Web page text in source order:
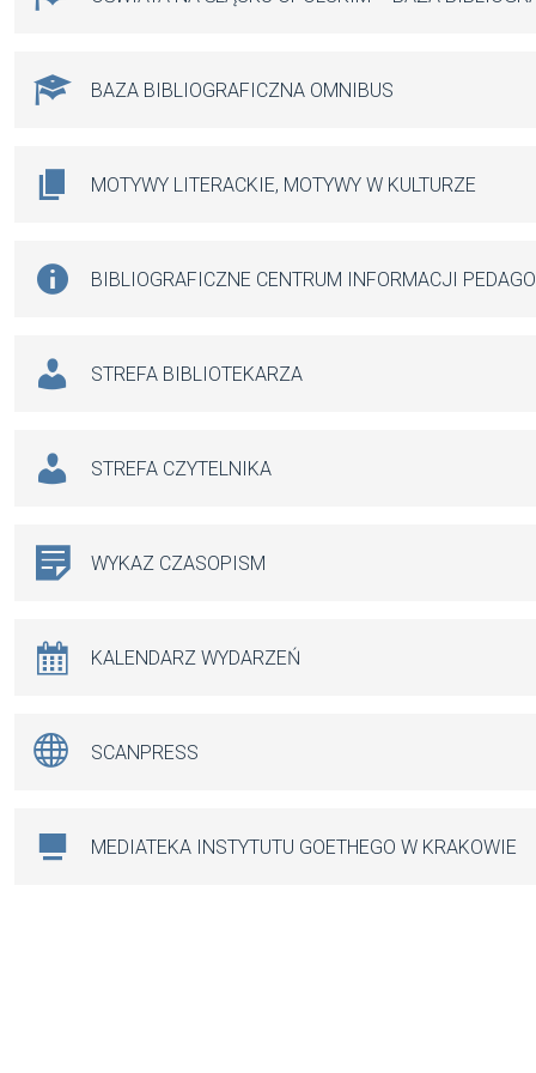
BAZA BIBLIOGRAFICZNA OMNIBUS
MOTYWY LITERACKIE, MOTYWY W KULTURZE
BIBLIOGRAFICZNE CENTRUM INFORMACJI
STREFA BIBLIOTEKARZA
STREFA CZYTELNIKA
WYKAZ CZASOPISM
KALENDARZ WYDARZEŃ
SCANPRESS
MEDIATEKA INSTYTUTU GOETHEGO W KRAKOWIE